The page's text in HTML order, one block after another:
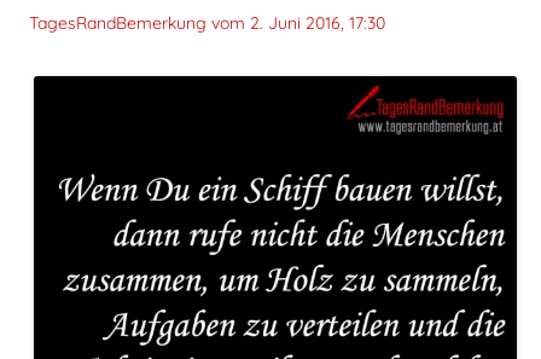
TagesRandBemerkung vom 2. Juni 2016, 17:30